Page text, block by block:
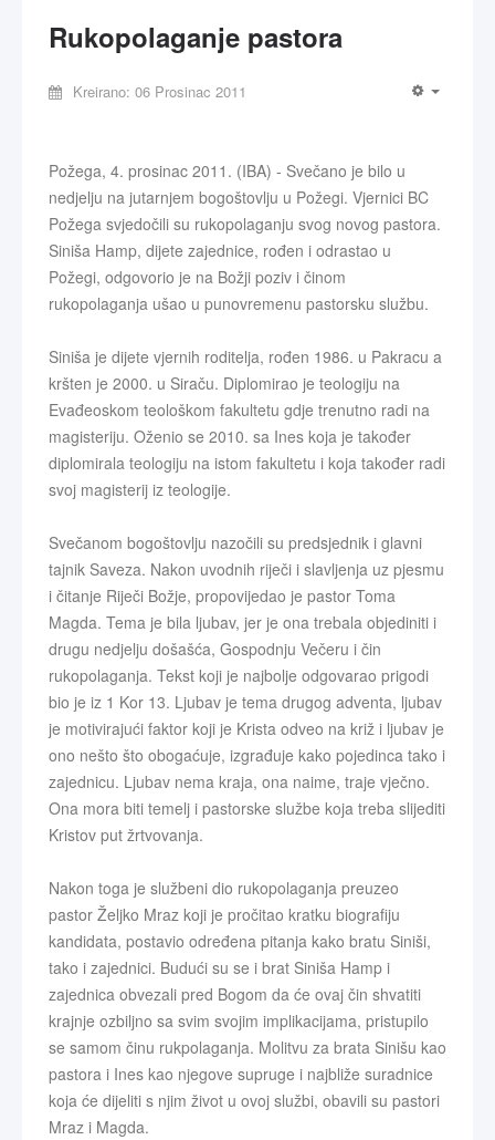
Rukopolaganje pastora
Kreirano: 06 Prosinac 2011
Požega, 4. prosinac 2011. (IBA) - Svečano je bilo u
nedjelju na jutarnjem bogoštovlju u Požegi. Vjernici BC
Požega svjedočili su rukopolaganju svog novog pastora.
Siniša Hamp, dijete zajednice, rođen i odrastao u
Požegi, odgovorio je na Božji poziv i činom
rukopolaganja ušao u punovremenu pastorsku službu.
Siniša je dijete vjernih roditelja, rođen 1986. u Pakracu a
kršten je 2000. u Siraču. Diplomirao je teologiju na
Evađeoskom teološkom fakultetu gdje trenutno radi na
magisteriju. Oženio se 2010. sa Ines koja je također
diplomirala teologiju na istom fakultetu i koja također radi
svoj magisterij iz teologije.
Svečanom bogoštovlju nazočili su predsjednik i glavni
tajnik Saveza. Nakon uvodnih riječi i slavljenja uz pjesmu
i čitanje Riječi Božje, propovijedao je pastor Toma
Magda. Tema je bila ljubav, jer je ona trebala objediniti i
drugu nedjelju došašća, Gospodnju Večeru i čin
rukopolaganja. Tekst koji je najbolje odgovarao prigodi
bio je iz 1 Kor 13. Ljubav je tema drugog adventa, ljubav
je motivirajući faktor koji je Krista odveo na križ i ljubav je
ono nešto što obogaćuje, izgrađuje kako pojedinca tako i
zajednicu. Ljubav nema kraja, ona naime, traje vječno.
Ona mora biti temelj i pastorske službe koja treba slijediti
Kristov put žrtvovanja.
Nakon toga je službeni dio rukopolaganja preuzeo
pastor Željko Mraz koji je pročitao kratku biografiju
kandidata, postavio određena pitanja kako bratu Siniši,
tako i zajednici. Budući su se i brat Siniša Hamp i
zajednica obvezali pred Bogom da će ovaj čin shvatiti
krajnje ozbiljno sa svim svojim implikacijama, pristupilo
se samom činu rukpolaganja. Molitvu za brata Sinišu kao
pastora i Ines kao njegove supruge i najbliže suradnice
koja će dijeliti s njim život u ovoj službi, obavili su pastori
Mraz i Magda.